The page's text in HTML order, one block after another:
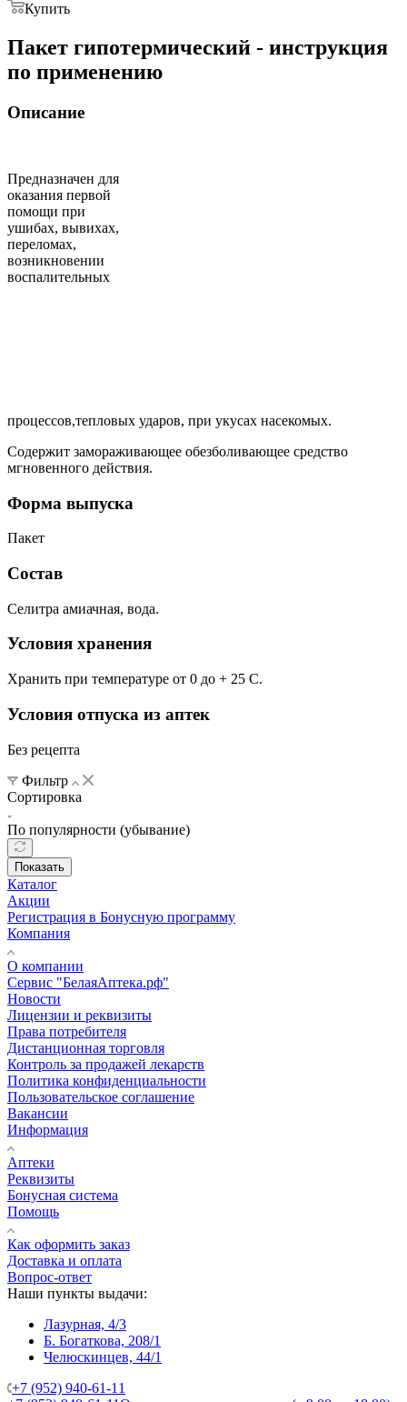
Купить
Пакет гипотермический - инструкция
по применению
Описание
Предназначен для
оказания первой
помощи при
ушибах, вывихах,
переломах,
возникновении
воспалительных
процессов,тепловых ударов, при укусах насекомых.
Содержит замораживающее обезболивающее средство
мгновенного действия.
Форма выпуска
Пакет
Состав
Селитра амиачная, вода.
Условия хранения
Хранить при температуре от 0 до + 25 С.
Условия отпуска из аптек
Без рецепта
Фильтр
Сортировка
По популярности (убывание)
Показать
Каталог
Акции
Регистрация в Бонусную программу
Компания
О компании
Сервис "БелаяАптека.рф"
Новости
Лицензии и реквизиты
Права потребителя
Дистанционная торговля
Контроль за продажей лекарств
Политика конфиденциальности
Пользовательское соглашение
Вакансии
Информация
Аптеки
Реквизиты
Бонусная система
Помощь
Как оформить заказ
Доставка и оплата
Вопрос-ответ
Наши пункты выдачи:
Лазурная, 4/3
Б. Богаткова, 208/1
Челюскинцев, 44/1
+7 (952) 940-61-11